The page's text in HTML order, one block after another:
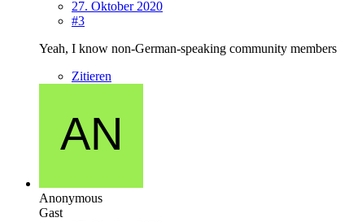
27. Oktober 2020
#3
Yeah, I know non-German-speaking community
Zitieren
Anonymous
Gast